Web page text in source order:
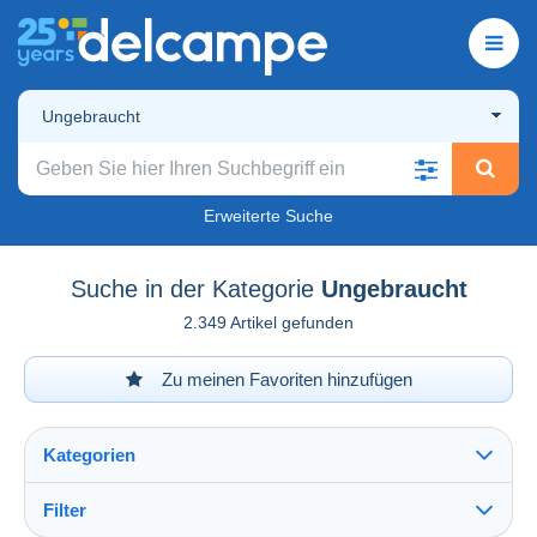
Ungebraucht
Erweiterte Suche
Suche in der Kategorie Ungebraucht
2.349 Artikel gefunden
Zu meinen Favoriten hinzufügen
Kategorien
Filter